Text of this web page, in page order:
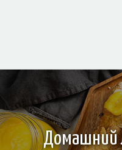
Домашний